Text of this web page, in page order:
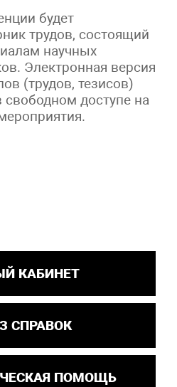
будет
трудов, состоящий
научных
Электронная версия
(трудов, тезисов)
доступе на
КАБИНЕТ
СПРАВОК
ПОМОЩЬ